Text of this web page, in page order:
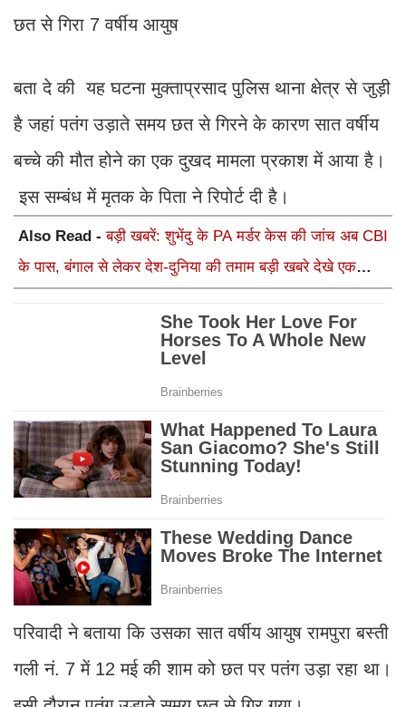
छत से गिरा 7 वर्षीय आयुष
बता दे की यह घटना मुक्ताप्रसाद पुलिस थाना क्षेत्र से जुड़ी
है जहां पतंग उड़ाते समय छत से गिरने के कारण सात वर्षीय
बच्चे की मौत होने का एक दुखद मामला प्रकाश में आया है।
इस सम्बंध में मृतक के पिता ने रिपोर्ट दी है।
Also Read -बड़ी खबरें: शुभेंदु के PA मर्डर केस की जांच अब CBI
के पास, बंगाल से लेकर देश-दुनिया की तमाम बड़ी खबरे देखे एक
परिवादी ने बताया कि उसका सात वर्षीय आयुष रामपुरा बस्ती
गली नं. 7 में 12 मई की शाम को छत पर पतंग उड़ा रहा था।